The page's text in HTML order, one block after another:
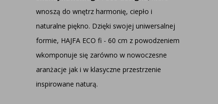
wnoszą do wnętrz harmonię, ciepło i
naturalne piękno. Dzięki swojej uniwersalnej
formie, HAJFA ECO fi - 60 cm z powodzeniem
wkomponuje się zarówno w nowoczesne
aranżacje jak i w klasyczne przestrzenie
inspirowane naturą.